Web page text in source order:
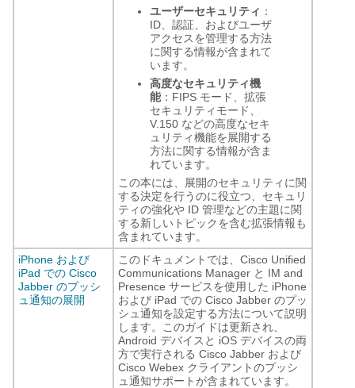
ユーザーセキュリティ ：
ID、認証、およびユーザ
アクセスを管理する方法
に関する情報が含まれて
います。
高度なセキュリティ機
能：FIPS モード、拡張
セキュリティモード、
V.150 などの高度なセキ
ュリティ機能を展開する
方法に関する情報が含ま
れています。
この本には、展開のセキュリティに関
する決定を行うのに役立つ、セキュリ
ティの強化や ID 管理などの主題に関
する新しいトピックを含む拡張情報も
含まれています。
iPhone および
iPad での Cisco
Jabber のプッシ
ュ通知の展開
このドキュメントでは、Cisco Unified
Communications Manager と IM and
Presence サービスを使用した iPhone
および iPad での Cisco Jabber のプッ
シュ通知を設定する方法について説明
します。このガイドは更新され、
Android デバイスと iOS デバイスの両
方で実行される Cisco Jabber および
Cisco Webex クライアントのプッシ
ュ通知サポートが含まれています。